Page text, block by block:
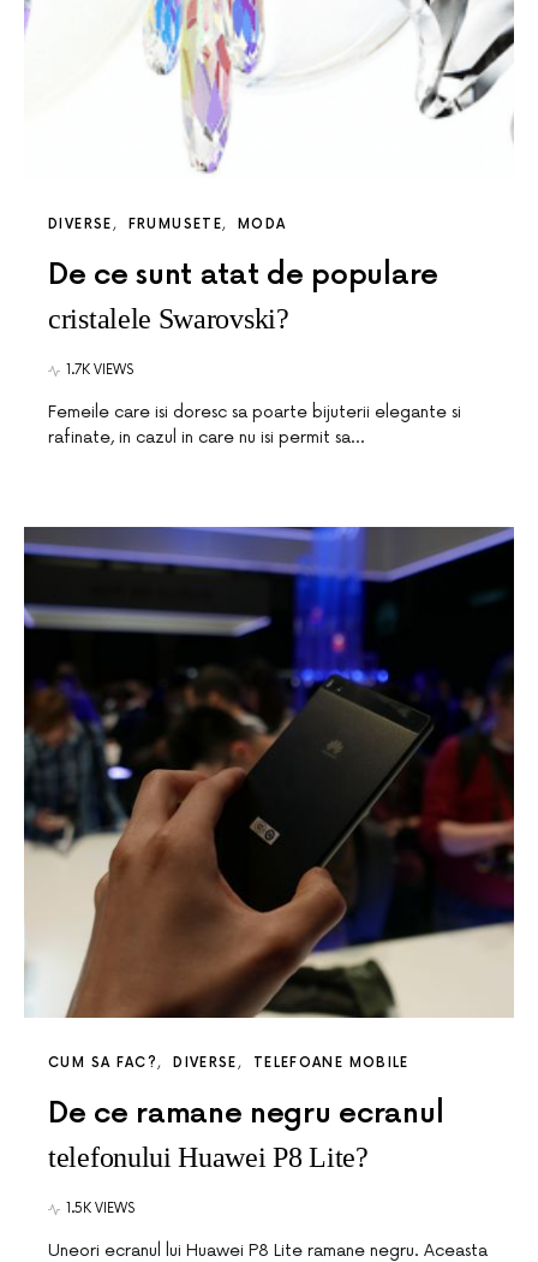
DIVERSE FRUMUSETE MODA
De ce sunt atat de populare
cristalele Swarovski?
1.7K VIEWS
Femeile care isi doresc sa poarte bijuterii elegante si
rafinate, in cazul in care nu isi permit sa…
CUM SA FAC? DIVERSE TELEFOANE MOBILE
De ce ramane negru ecranul
telefonului Huawei P8 Lite?
1.5K VIEWS
Uneori ecranul lui Huawei P8 Lite ramane negru. Aceasta